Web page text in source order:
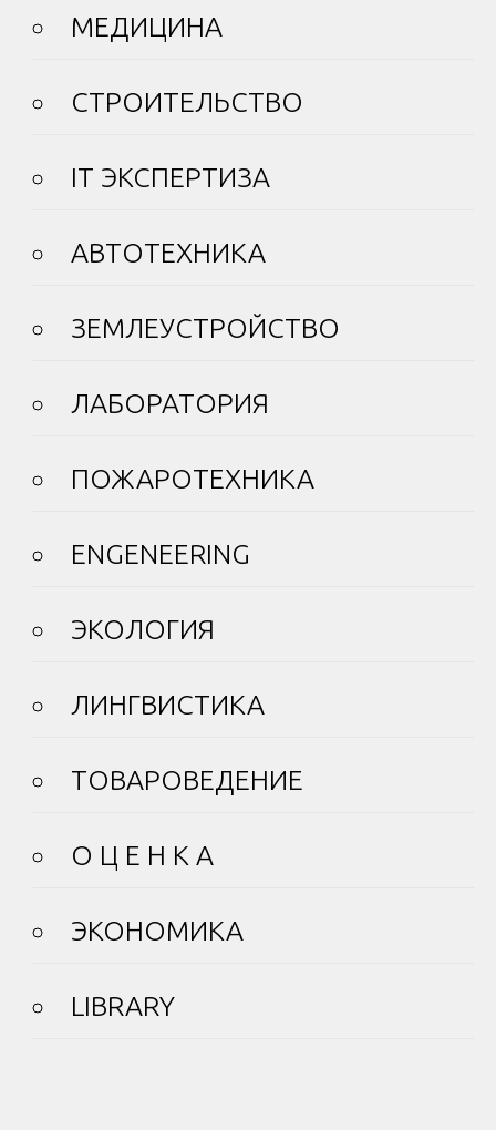
МЕДИЦИНА
СТРОИТЕЛЬСТВО
IT ЭКСПЕРТИЗА
АВТОТЕХНИКА
ЗЕМЛЕУСТРОЙСТВО
ЛАБОРАТОРИЯ
ПОЖАРОТЕХНИКА
ENGENEERING
ЭКОЛОГИЯ
ЛИНГВИСТИКА
ТОВАРОВЕДЕНИЕ
О Ц Е Н К А
ЭКОНОМИКА
LIBRARY